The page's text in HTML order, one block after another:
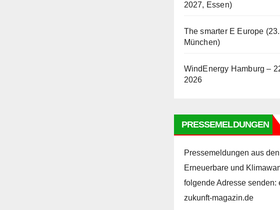
2027, Essen)
The smarter E Europe
München)
WindEnergy Hamburg –
2026
PRESSEMELDUNGEN
Pressemeldungen aus
Erneuerbare und
folgende Adresse senden:
zukunft-magazin.de